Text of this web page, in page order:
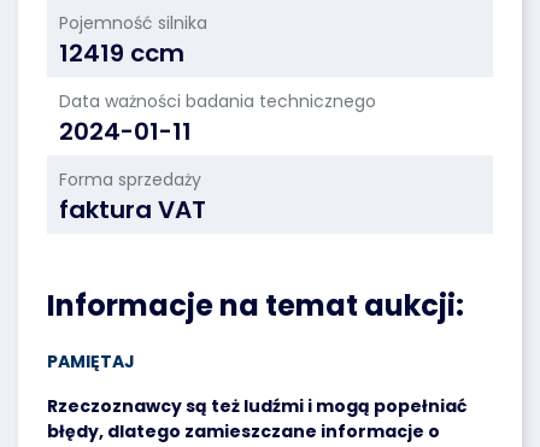
Pojemność silnika
12419 ccm
Data ważności badania technicznego
2024-01-11
Forma sprzedaży
faktura VAT
Informacje na temat aukcji:
PAMIĘTAJ
Rzeczoznawcy są też ludźmi i mogą popełniać
błędy, dlatego zamieszczane informacje o